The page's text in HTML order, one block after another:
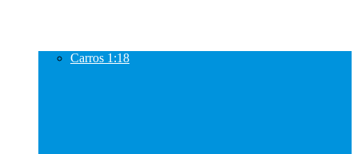
Carros 1:18